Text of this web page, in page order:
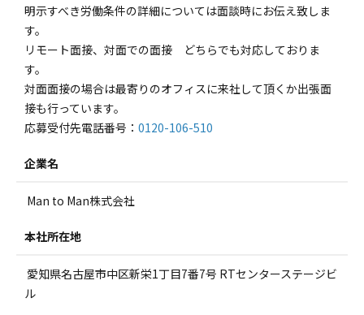
明示すべき労働条件の詳細については面談時にお伝え致しま
す。
リモート面接、対面での面接 どちらでも対応しておりま
す。
対面面接の場合は最寄りのオフィスに来社して頂くか出張面
接も行っています。
応募受付先電話番号： 0120-106-510
企業名
Man to Man株式会社
本社所在地
愛知県名古屋市中区新栄1丁目7番7号 RTセンターステージビ
ル